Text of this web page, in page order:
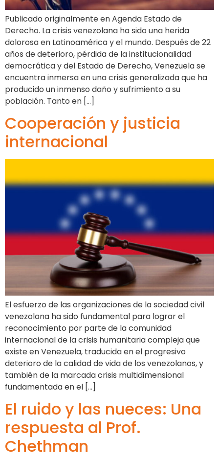
Publicado originalmente en Agenda Estado de
Derecho. La crisis venezolana ha sido una herida
dolorosa en Latinoamérica y el mundo. Después de 22
años de deterioro, pérdida de la institucionalidad
democrática y del Estado de Derecho, Venezuela se
encuentra inmersa en una crisis generalizada que ha
producido un inmenso daño y sufrimiento a su
población. Tanto en […]
Cooperación y justicia
internacional
El esfuerzo de las organizaciones de la sociedad civil
venezolana ha sido fundamental para lograr el
reconocimiento por parte de la comunidad
internacional de la crisis humanitaria compleja que
existe en Venezuela, traducida en el progresivo
deterioro de la calidad de vida de los venezolanos, y
también de la marcada crisis multidimensional
fundamentada en el […]
El ruido y las nueces: Una
respuesta al Prof.
Chethman